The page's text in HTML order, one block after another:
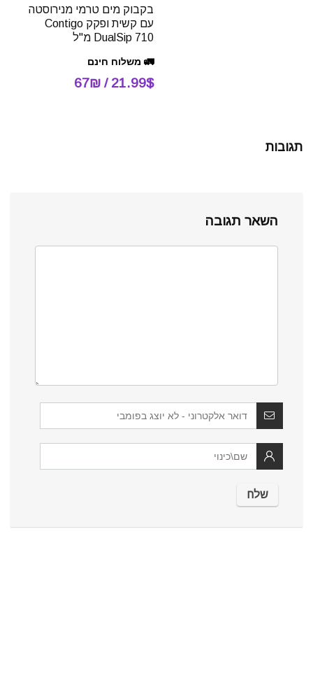
בקבוק מים טרמי מנירוסטה
עם קשית ופקק Contigo
DualSip 710 מ"ל
🚛 משלוח חינם
21.99$ / 67₪
תגובות
השאר תגובה